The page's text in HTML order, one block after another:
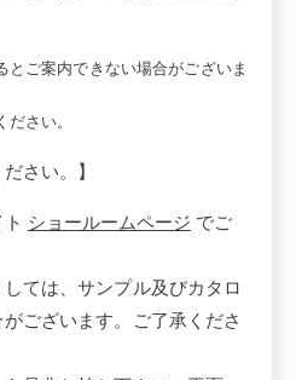
ご案内できない場合がございま
さい。
さい。】
ショールームページ でご
ては、サンプル及びカタロ
ございます。ご了承くださ